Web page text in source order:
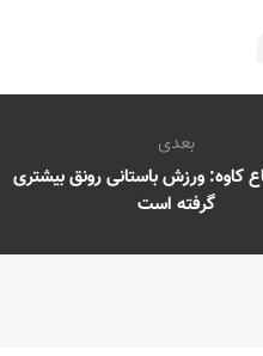
بعدی
کاوه: ورزش باستانی رونق بیشتری
گرفته است